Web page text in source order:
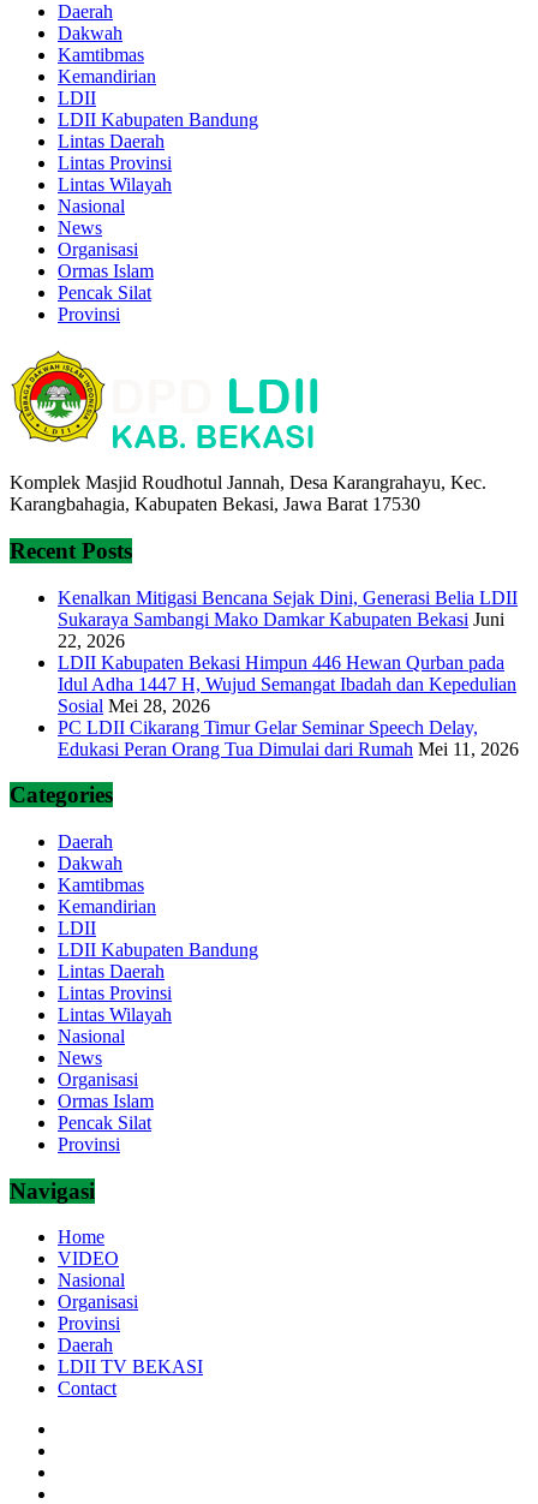
Daerah
Dakwah
Kamtibmas
Kemandirian
LDII
LDII Kabupaten Bandung
Lintas Daerah
Lintas Provinsi
Lintas Wilayah
Nasional
News
Organisasi
Ormas Islam
Pencak Silat
Provinsi
Komplek Masjid Roudhotul Jannah, Desa Karangrahayu, Kec.
Karangbahagia, Kabupaten Bekasi, Jawa Barat 17530
Recent Posts
Kenalkan Mitigasi Bencana Sejak Dini, Generasi Belia LDII
Sukaraya Sambangi Mako Damkar Kabupaten Bekasi Juni
22, 2026
LDII Kabupaten Bekasi Himpun 446 Hewan Qurban pada
Idul Adha 1447 H, Wujud Semangat Ibadah dan Kepedulian
Sosial Mei 28, 2026
PC LDII Cikarang Timur Gelar Seminar Speech Delay,
Edukasi Peran Orang Tua Dimulai dari Rumah Mei 11, 2026
Categories
Daerah
Dakwah
Kamtibmas
Kemandirian
LDII
LDII Kabupaten Bandung
Lintas Daerah
Lintas Provinsi
Lintas Wilayah
Nasional
News
Organisasi
Ormas Islam
Pencak Silat
Provinsi
Navigasi
Home
VIDEO
Nasional
Organisasi
Provinsi
Daerah
LDII TV BEKASI
Contact